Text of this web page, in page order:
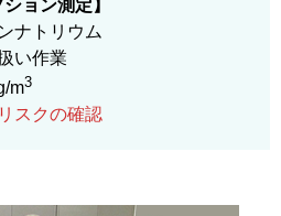
ョン測定】
ナトリウム
い作業
m3
スクの確認